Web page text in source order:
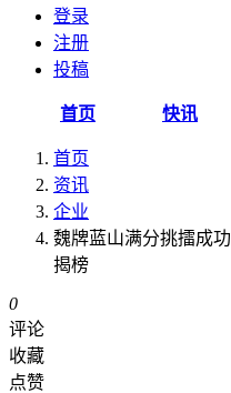
登录
注册
投稿
首页 快讯
首页
资讯
企业
魏牌蓝山满分挑擂成
揭榜
0
评论
收藏
点赞